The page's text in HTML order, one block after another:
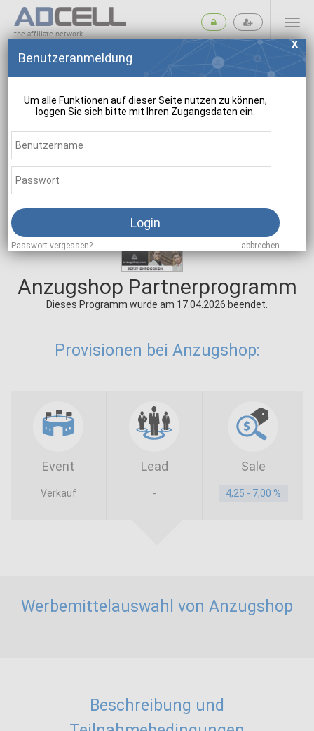
the affiliate network
Anzugshop Partnerprogramm
Dieses Programm wurde am 17.04.2026 beendet.
Provisionen bei Anzugshop:
Event Lead Sale
Verkauf - 4,25 - 7,00 %
Werbemittelauswahl von Anzugshop
Beschreibung und
Benutzeranmeldung
Um alle Funktionen auf dieser Seite nutzen zu können,
loggen Sie sich bitte mit Ihren Zugangsdaten ein.
Login
Passwort vergessen? abbrechen